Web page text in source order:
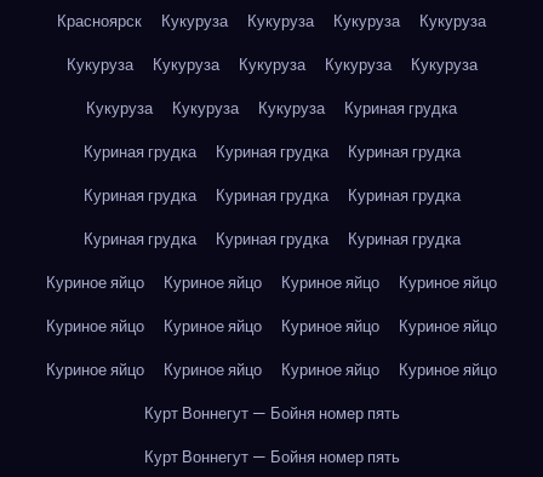
Красноярск
Кукуруза Кукуруза Кукуруза
Кукуруза
Кукуруза
Кукуруза Кукуруза Кукуруза
Кукуруза
Кукуруза
Кукуруза Кукуруза
Куриная грудка
Куриная грудка
Куриная грудка
Куриная грудка
Куриная грудка
Куриная грудка
Куриная грудка
Куриная грудка
Куриная грудка
Куриная грудка
Куриное яйцо
Куриное яйцо Куриное яйцо
Куриное яйцо
Куриное яйцо
Куриное яйцо Куриное яйцо
Куриное яйцо
Куриное яйцо
Куриное яйцо Куриное яйцо
Куриное яйцо
Курт Воннегут — Бойня номер пять
Курт Воннегут — Бойня номер пять